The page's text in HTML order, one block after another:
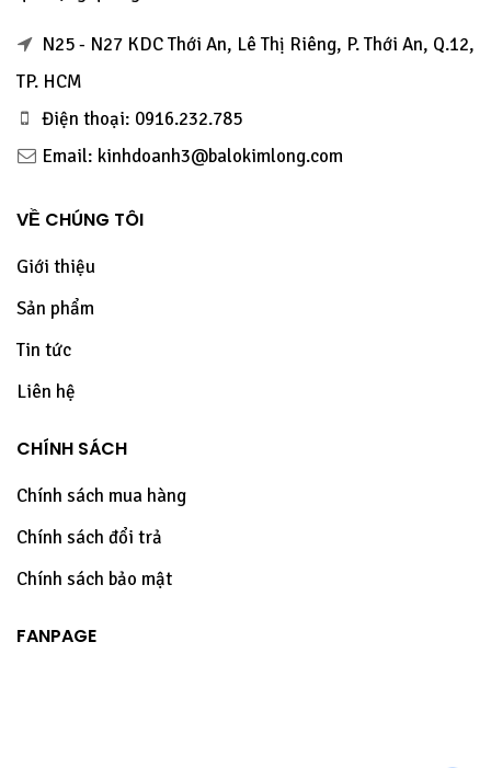
N25 - N27 KDC Thới An, Lê Thị Riêng, P. Thới An, Q.12,
TP. HCM
Điện thoại: 0916.232.785
Email: kinhdoanh3@balokimlong.com
VỀ CHÚNG TÔI
Giới thiệu
Sản phẩm
Tin tức
Liên hệ
CHÍNH SÁCH
Chính sách mua hàng
Chính sách đổi trả
Chính sách bảo mật
FANPAGE